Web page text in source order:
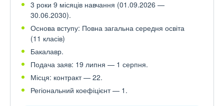
3 роки 9 місяців навчання (01.09.2026 —
30.06.2030).
Основа вступу: Повна загальна середня освіта
(11 класів)
Бакалавр.
Подача заяв: 19 липня — 1 серпня.
Місця: контракт — 22.
Регіональний коефіцієнт — 1.